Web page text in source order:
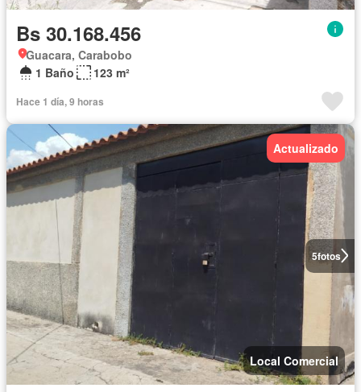
Bs 30.168.456
Guacara, Carabobo
1 Baño
123 m²
Hace 1 día, 9 horas
5fotos
Actualizado
Local Comercial